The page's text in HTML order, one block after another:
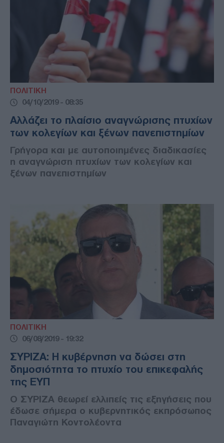
ΠΟΛΙΤΙΚΗ
04/10/2019 - 08:35
Αλλάζει το πλαίσιο αναγνώρισης πτυχίων
των κολεγίων και ξένων πανεπιστημίων
Γρήγορα και με αυτοποιημένες διαδικασίες
η αναγνώριση πτυχίων των κολεγίων και
ξένων πανεπιστημίων
ΠΟΛΙΤΙΚΗ
06/08/2019 - 19:32
ΣΥΡΙΖΑ: Η κυβέρνηση να δώσει στη
δημοσιότητα το πτυχίο του επικεφαλής
της ΕΥΠ
Ο ΣΥΡΙΖΑ θεωρεί ελλιπείς τις εξηγήσεις που
έδωσε σήμερα ο κυβερνητικός εκπρόσωπος
Παναγιώτη Κοντολέοντα